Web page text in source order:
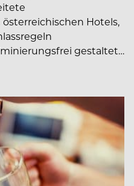
Hotels,
gestaltet…